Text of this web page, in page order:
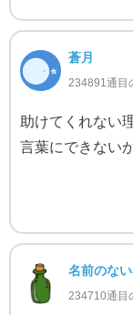
蒼月
234891通目
助けてくれない
言葉にできない
名前のな
234710通目